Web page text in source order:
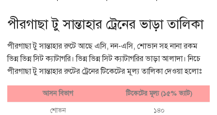
পীরগাছা টু সান্তাহার ট্রেনের ভাড়া তালিকা
পীরগাছা টু সান্তাহার রুটে আছে এসি, নন-এসি, শোভান সহ নানা রকম
ভিন্ন ভিন্ন সিট ক্যাটাগরি। ভিন্ন ভিন্ন সিট ক্যাটাগরির ভাড়া আলাদা। নিচে
পীরগাছা টু সান্তাহার রুটের ট্রেনের টিকেটের মূল্য তালিকা দেওয়া হলোঃ
আসন বিভাগ টিকেটের মূল্য (১৫% ভ্যাট)
শোভন ১৪০